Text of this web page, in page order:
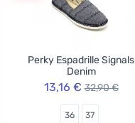
Perky Espadrille Signals
Denim
13,16 € 32,90 €
36 37